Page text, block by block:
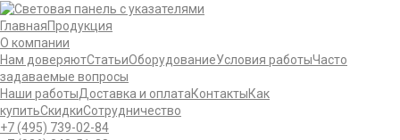
ГлавнаяПродукция
О компании
Нам доверяютСтатьиОборудованиеУсловия работыЧасто
задаваемые вопросы
Наши работыДоставка и оплатаКонтактыКак
купитьСкидкиСотрудничество
+7 (495) 739-02-84